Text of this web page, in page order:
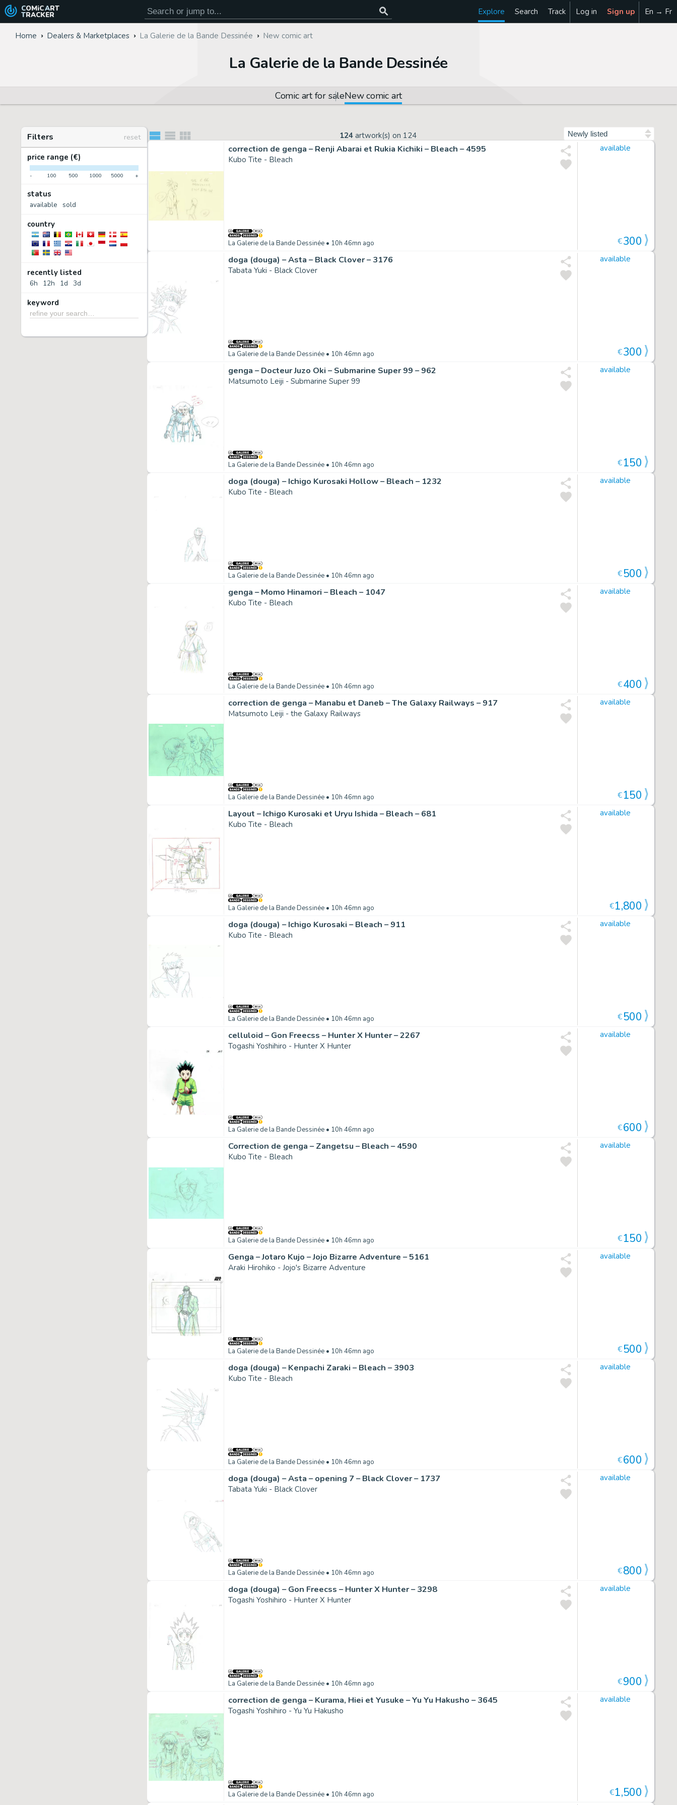
COMiC ART
TRACKER Explore Search Track Log in Sign up En → Fr
Home Dealers & Marketplaces La Galerie de la Bande Dessinée New comic art
La Galerie de la Bande Dessinée
Comic art for saleNew comic art
Filters
reset
price range (€)
- 100 500 1000 5000 +
status
available sold
country
recently listed
6h 12h 1d 3d
keyword
124 artwork(s) on 124
correction de genga – Renji Abarai et Rukia Kichiki – Bleach – 4595
Kubo Tite - Bleach
La Galerie de la Bande Dessinée • 10h 46mn ago
available
€300
doga (douga) – Asta – Black Clover – 3176
Tabata Yuki - Black Clover
La Galerie de la Bande Dessinée • 10h 46mn ago
available
€300
genga – Docteur Juzo Oki – Submarine Super 99 – 962
Matsumoto Leiji - Submarine Super 99
La Galerie de la Bande Dessinée • 10h 46mn ago
available
€150
doga (douga) – Ichigo Kurosaki Hollow – Bleach – 1232
Kubo Tite - Bleach
La Galerie de la Bande Dessinée • 10h 46mn ago
available
€500
genga – Momo Hinamori – Bleach – 1047
Kubo Tite - Bleach
La Galerie de la Bande Dessinée • 10h 46mn ago
available
€400
correction de genga – Manabu et Daneb – The Galaxy Railways – 917
Matsumoto Leiji - the Galaxy Railways
La Galerie de la Bande Dessinée • 10h 46mn ago
available
€150
Layout – Ichigo Kurosaki et Uryu Ishida – Bleach – 681
Kubo Tite - Bleach
La Galerie de la Bande Dessinée • 10h 46mn ago
available
€1,800
doga (douga) – Ichigo Kurosaki – Bleach – 911
Kubo Tite - Bleach
La Galerie de la Bande Dessinée • 10h 46mn ago
available
€500
celluloid – Gon Freecss – Hunter X Hunter – 2267
Togashi Yoshihiro - Hunter X Hunter
La Galerie de la Bande Dessinée • 10h 46mn ago
available
€600
Correction de genga – Zangetsu – Bleach – 4590
Kubo Tite - Bleach
La Galerie de la Bande Dessinée • 10h 46mn ago
available
€150
Genga – Jotaro Kujo – Jojo Bizarre Adventure – 5161
Araki Hirohiko - Jojo's Bizarre Adventure
La Galerie de la Bande Dessinée • 10h 46mn ago
available
€500
doga (douga) – Kenpachi Zaraki – Bleach – 3903
Kubo Tite - Bleach
La Galerie de la Bande Dessinée • 10h 46mn ago
available
€600
doga (douga) – Asta – opening 7 – Black Clover – 1737
Tabata Yuki - Black Clover
La Galerie de la Bande Dessinée • 10h 46mn ago
available
€800
doga (douga) – Gon Freecss – Hunter X Hunter – 3298
Togashi Yoshihiro - Hunter X Hunter
La Galerie de la Bande Dessinée • 10h 46mn ago
available
€900
correction de genga – Kurama, Hiei et Yusuke – Yu Yu Hakusho – 3645
Togashi Yoshihiro - Yu Yu Hakusho
La Galerie de la Bande Dessinée • 10h 46mn ago
available
€1,500